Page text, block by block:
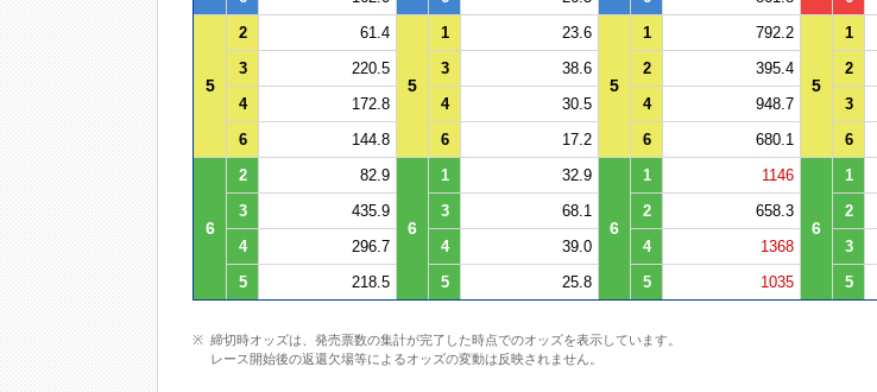
5
2 61.4
5
1 23.6
5
1 792.2
5
1
3
220.5 3 38.6 2 395.4 2
4
172.8 4 30.5 4 948.7 3
6
144.8 6 17.2 6 680.1 6
6
2 82.9
6
1 32.9
6
1 1146
6
1
3
435.9 3 68.1 2 658.3 2
4
296.7 4 39.0 4 1368 3
5
218.5 5 25.8 5 1035 5
締切時オッズは、発売票数の集計が完了した時点でのオッズを表示しています。
レース開始後の返還欠場等によるオッズの変動は反映されません。